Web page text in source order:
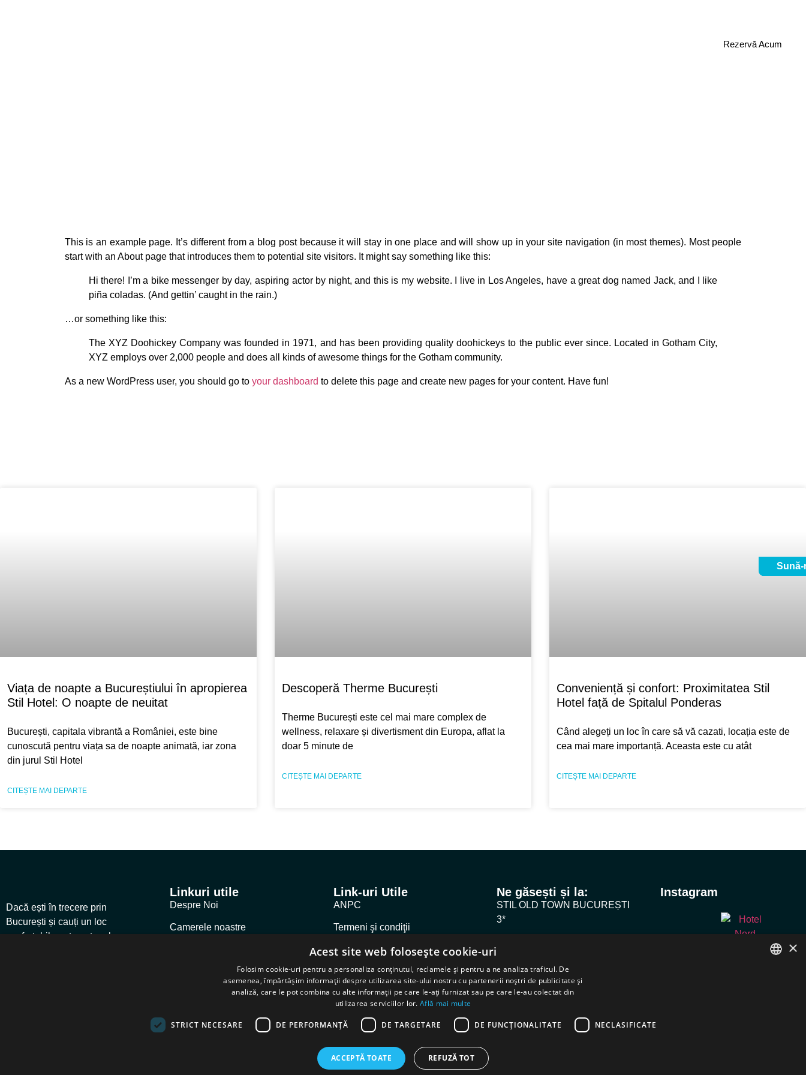
Rezervă Acum
Sună-
This is an example page. It’s different from a blog post because it will stay in one place and will show up in your site navigation (in most themes). Most people
start with an About page that introduces them to potential site visitors. It might say something like this:
Hi there! I’m a bike messenger by day, aspiring actor by night, and this is my website. I live in Los Angeles, have a great dog named Jack, and I like
piña coladas. (And gettin’ caught in the rain.)
…or something like this:
The XYZ Doohickey Company was founded in 1971, and has been providing quality doohickeys to the public ever since. Located in Gotham City,
XYZ employs over 2,000 people and does all kinds of awesome things for the Gotham community.
As a new WordPress user, you should go to your dashboard to delete this page and create new pages for your content. Have fun!
Viața de noapte a Bucureștiului în apropierea
Stil Hotel: O noapte de neuitat
București, capitala vibrantă a României, este bine
cunoscută pentru viața sa de noapte animată, iar zona
din jurul Stil Hotel
CITEȘTE MAI DEPARTE
Descoperă Therme București
Therme București este cel mai mare complex de
wellness, relaxare și divertisment din Europa, aflat la
doar 5 minute de
CITEȘTE MAI DEPARTE
Conveniență și confort: Proximitatea Stil
Hotel față de Spitalul Ponderas
Când alegeți un loc în care să vă cazati, locația este de
cea mai mare importanță. Aceasta este cu atât
CITEȘTE MAI DEPARTE
Dacă ești în trecere prin
București și cauți un loc
confortabil pentru a te relaxa,
Linkuri utile
Despre Noi
Camerele noastre
Locația Noastră
Link-uri Utile
ANPC
Termeni şi condiţii
Politica De Confidenţialitate
Politica De Cookie
Cybersecurity
Ne găsești și la:
STIL OLD TOWN BUCUREȘTI
3*
Instagram
×
Acest site web folosește cookie-uri
Folosim cookie-uri pentru a personaliza conținutul, reclamele și pentru a ne analiza traficul. De
asemenea, împărtășim informații despre utilizarea site-ului nostru cu partenerii noștri de publicitate și
analiză, care le pot combina cu alte informații pe care le-ați furnizat sau pe care le-au colectat din
utilizarea serviciilor lor. Află mai multe
STRICT NECESARE DE PERFORMANȚĂ DE TARGETARE DE FUNCŢIONALITATE NECLASIFICATE
ACCEPTĂ TOATE REFUZĂ TOT